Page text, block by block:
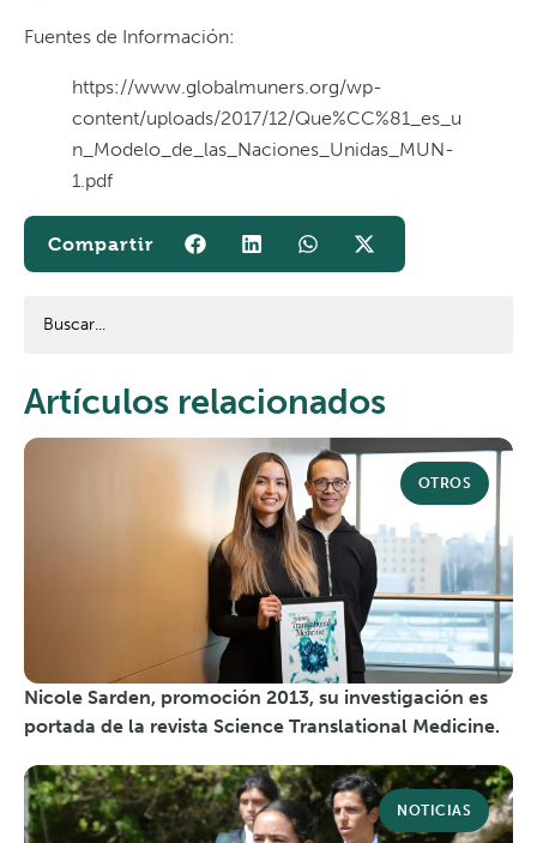
Fuentes de Información:
https://www.globalmuners.org/wp-
content/uploads/2017/12/Que%CC%81_es_u
n_Modelo_de_las_Naciones_Unidas_MUN-
1.pdf
Artículos relacionados
OTROS
Nicole Sarden, promoción 2013, su investigación es
portada de la revista Science Translational Medicine.
NOTICIAS